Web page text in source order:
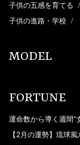
子供の五感を育てる /
子供の進路・学校 /
MODEL
FORTUNE
運命数から導く週間“
【2月の運勢】琉球